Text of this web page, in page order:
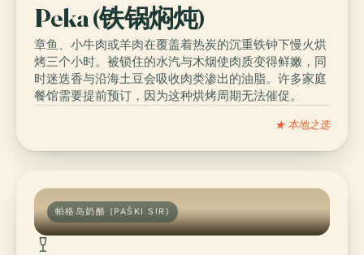
Peka (铁锅焖炖)
章鱼、小牛肉或羊肉在覆盖着热炭的沉重铁钟下慢火烘
烤三个小时。被锁住的水汽与木烟使肉质变得鲜嫩，同
时迷迭香与沿海土豆会吸收肉类渗出的油脂。许多家庭
餐馆需要提前预订，因为这种烘烤周期无法催促。
★ 本地之选
帕格岛奶酪 (PAŠKI SIR)